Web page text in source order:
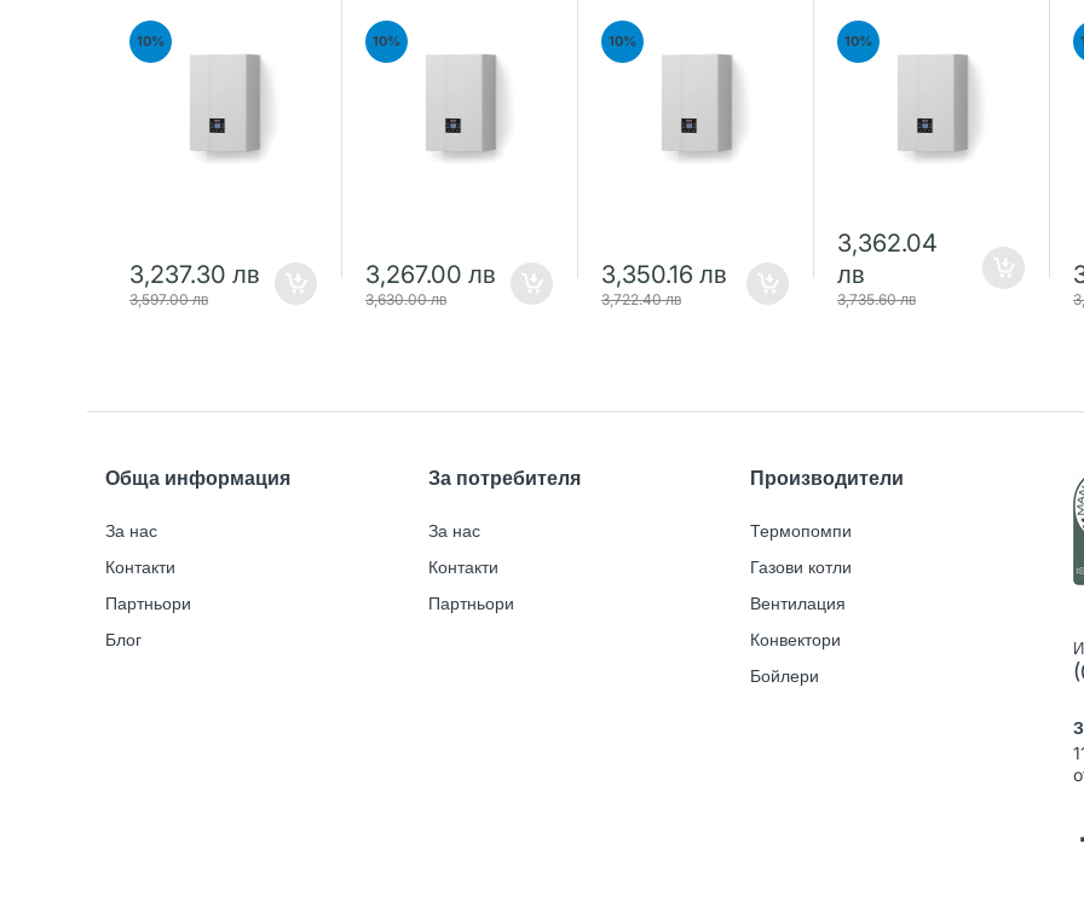
котел 24kW
10%
3,237.30 лв
3,597.00 лв
котел 28kW
10%
3,267.00 лв
3,630.00 лв
котел 35kW
10%
3,350.16 лв
3,722.40 лв
кондензен комби
котел 24kW
10%
3,362.04
лв
3,735.60 лв
Обща информация
За нас
Контакти
Партньори
Блог
За потребителя
За нас
Контакти
Партньори
Производители
Термопомпи
Газови котли
Вентилация
Конвектори
Бойлери